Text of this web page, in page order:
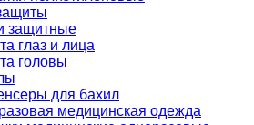
защитные
глаз и лица
головы
для бахил
медицинская одежда